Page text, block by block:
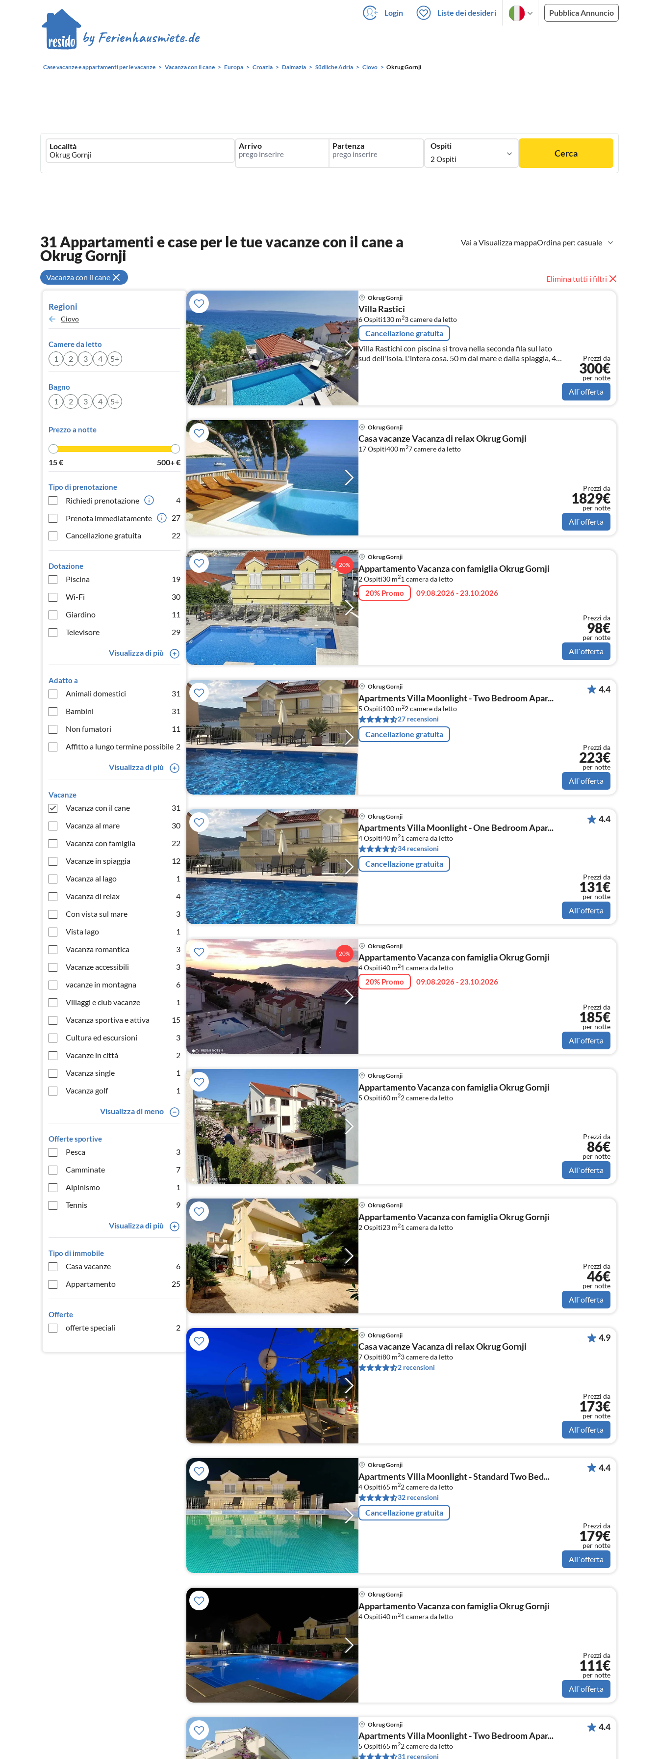
Login Liste dei desideri Pubblica Annuncio
Case vacanze e appartamenti per le vacanze Vacanza con il cane Europa Croazia Dalmazia Südliche Adria Ciovo Okrug Gornji
Ferienhausmiete
logo
Località Arrivo Partenza Ospiti
2 Ospiti
Cerca
Vai a Visualizza mappaOrdina per: casuale
31 Appartamenti e case per le tue vacanze con il cane a
Okrug Gornji
Vacanza con il cane Elimina tutti i filtri
Regioni
Ciovo
Camere da letto
1 2 3 4 5+
Bagno
1 2 3 4 5+
Prezzo a notte
15€ 500+€
Tipo di prenotazione
Richiedi prenotazione
4
Prenota immediatamente
27
Cancellazione gratuita
22
Dotazione
Piscina
19
Wi-Fi
30
Giardino
11
Televisore
29
Visualizza di più
Adatto a
Animali domestici
31
Bambini
31
Non fumatori
11
Affitto a lungo termine possibile 2
Visualizza di più
Vacanze
Vacanza con il cane
31
Vacanza al mare
30
Vacanza con famiglia
22
Vacanze in spiaggia
12
Vacanza al lago
1
Vacanza di relax
4
Con vista sul mare
3
Vista lago
1
Vacanza romantica
3
Vacanze accessibili
3
vacanze in montagna
6
Villaggi e club vacanze
1
Vacanza sportiva e attiva
15
Cultura ed escursioni
3
Vacanze in città
2
Vacanza single
1
Vacanza golf
1
Visualizza di meno
Offerte sportive
Pesca
3
Camminate
7
Alpinismo
1
Tennis
9
Visualizza di più
Tipo di immobile
Casa vacanze
6
Appartamento
25
Offerte
offerte speciali 2
Okrug Gornji
Villa Rastici
6 Ospiti130 m23camere da letto
Cancellazione gratuita
Villa Rastichi con piscina si trova nella seconda fila sul lato
sud dell'isola. L'intera cosa. 50 m dal mare e dalla spiaggia, 4
km da Trogir, con cui l'isola è co
Prezzi da
300€
per notte
All`offerta
Okrug Gornji
Casa vacanze Vacanza di relax Okrug Gornji
17 Ospiti400 m27camere da letto
Prezzi da
1829€
per notte
All`offerta
20%
Okrug Gornji
Appartamento Vacanza con famiglia Okrug Gornji
2 Ospiti30 m21 camera da letto
20% Promo 09.08.2026 - 23.10.2026
Prezzi da
98€
per notte
All`offerta
Okrug Gornji
Apartments Villa Moonlight - Two Bedroom Apar...
5 Ospiti100 m22camere da letto
27 recensioni
Cancellazione gratuita
4.4
Prezzi da
223€
per notte
All`offerta
Okrug Gornji
Apartments Villa Moonlight - One Bedroom Apar...
4 Ospiti40 m21 camera da letto
34 recensioni
Cancellazione gratuita
4.4
Prezzi da
131€
per notte
All`offerta
20%
Okrug Gornji
Appartamento Vacanza con famiglia Okrug Gornji
4 Ospiti40 m21camera da letto
20% Promo 09.08.2026 - 23.10.2026
Prezzi da
185€
per notte
All`offerta
Okrug Gornji
Appartamento Vacanza con famiglia Okrug Gornji
5 Ospiti60 m22camere da letto
Prezzi da
86€
per notte
All`offerta
Okrug Gornji
Appartamento Vacanza con famiglia Okrug Gornji
2 Ospiti23 m21 camera da letto
Prezzi da
46€
per notte
All`offerta
Okrug Gornji
Casa vacanze Vacanza di relax Okrug Gornji
7 Ospiti80 m23camere da letto
2 recensioni
4.9
Prezzi da
173€
per notte
All`offerta
Okrug Gornji
Apartments Villa Moonlight - Standard Two Bed...
4 Ospiti65 m22camere da letto
32 recensioni
Cancellazione gratuita
4.4
Prezzi da
179€
per notte
All`offerta
Okrug Gornji
Appartamento Vacanza con famiglia Okrug Gornji
4 Ospiti40 m21 camera da letto
Prezzi da
111€
per notte
All`offerta
Okrug Gornji
Apartments Villa Moonlight - Two Bedroom Apar...
5 Ospiti65 m22camere da letto
31 recensioni
4.4